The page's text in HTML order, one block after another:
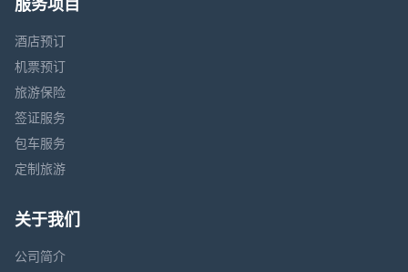
服务项目
酒店预订
机票预订
旅游保险
签证服务
包车服务
定制旅游
关于我们
公司简介